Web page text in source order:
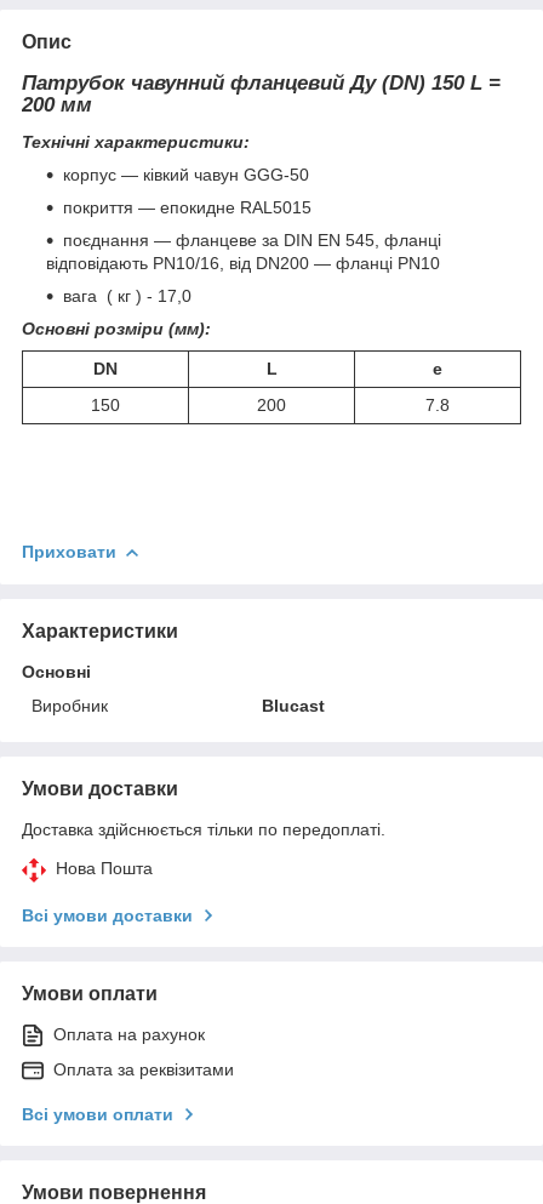
Опис
Патрубок чавунний фланцевий Ду (DN) 150 L =
200 мм
Технічні характеристики:
корпус — ківкий чавун GGG-50
покриття — епокидне RAL5015
поєднання — фланцеве за DIN EN 545, фланці
відповідають PN10/16, від DN200 — фланці PN10
вага ( кг ) - 17,0
Основні розміри (мм):
DN L
e
150
200 7.8
Приховати
Характеристики
Основні
Виробник
Blucast
Умови доставки
Доставка здійснюється тільки по передоплаті.
Нова Пошта
Всі умови доставки
Умови оплати
Оплата на рахунок
Оплата за реквізитами
Всі умови оплати
Умови повернення